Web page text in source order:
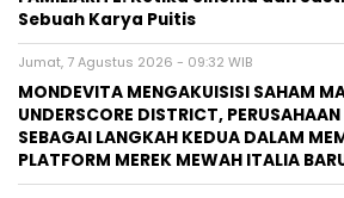
MONDEVITA MENGAKUISISI SAHAM
UNDERSCORE DISTRICT,
SEBAGAI LANGKAH KEDUA DALAM
PLATFORM MEREK MEWAH ITALIA
BERITA TERBARU